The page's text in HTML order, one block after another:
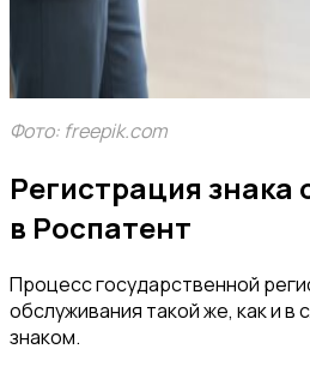
Фото: freepik.com
Регистрация знака
в Роспатент
Процесс государственной
обслуживания такой же, как и в
знаком.